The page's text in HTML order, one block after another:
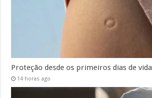
Proteção desde os primeiros dias de vida
14 horas ago